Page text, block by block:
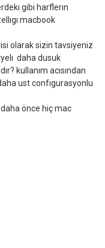
gibi harflerın
macbook
olarak sizin tavsiyeniz
daha dusuk
kullanım acısından
ust confıgurasyonlu
daha önce hiç mac